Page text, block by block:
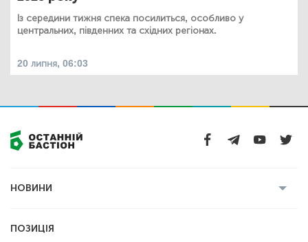
Із середини тижня спека посилиться, особливо у
центральних, південних та східних регіонах.
20 липня, 06:03
НОВИНИ
ПОЗИЦІЯ